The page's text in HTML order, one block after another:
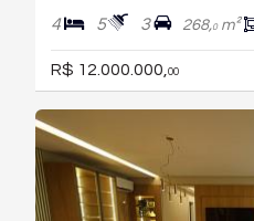
4 5 3 268,0m²
R$ 12.000.000, 00